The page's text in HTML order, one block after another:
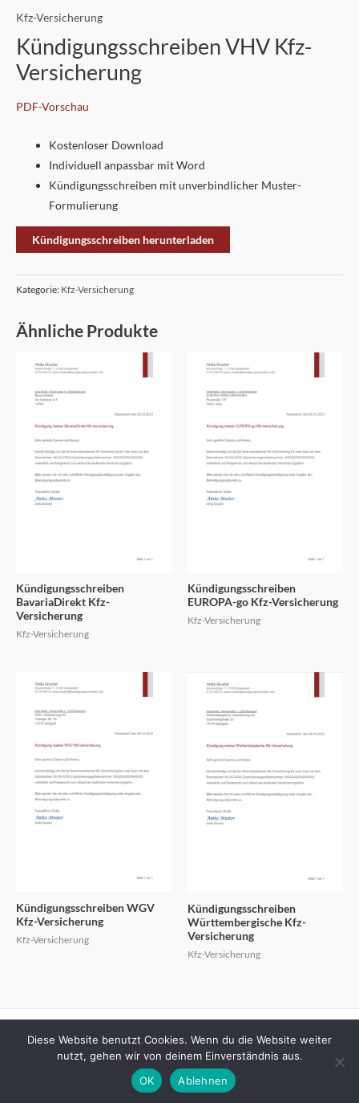
Kfz-Versicherung
Kündigungsschreiben VHV Kfz-
Versicherung
PDF-Vorschau
Kostenloser Download
Individuell anpassbar mit Word
Kündigungsschreiben mit unverbindlicher Muster-
Formulierung
Kündigungsschreiben herunterladen
Kategorie: Kfz-Versicherung
Ähnliche Produkte
Kündigungsschreiben
BavariaDirekt Kfz-
Versicherung
Kfz-Versicherung
Kündigungsschreiben
EUROPA-go Kfz-Versicherung
Kfz-Versicherung
Kündigungsschreiben WGV
Kfz-Versicherung
Kfz-Versicherung
Kündigungsschreiben
Württembergische Kfz-
Versicherung
Kfz-Versicherung
Copyright © 2026Kuendigungsschreiben.info
Impressum
Diese Website benutzt Cookies. Wenn du die Website weiter
nutzt, gehen wir von deinem Einverständnis aus.
OK
Ablehnen